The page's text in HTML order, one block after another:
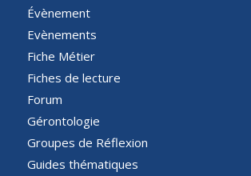
Évènement
Evènements
Fiche Métier
Fiches de lecture
Forum
Gérontologie
Groupes de Réflexion
Guides thématiques